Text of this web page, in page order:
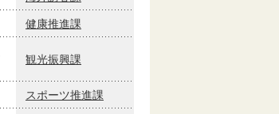
健康推進課
観光振興課
スポーツ推進課